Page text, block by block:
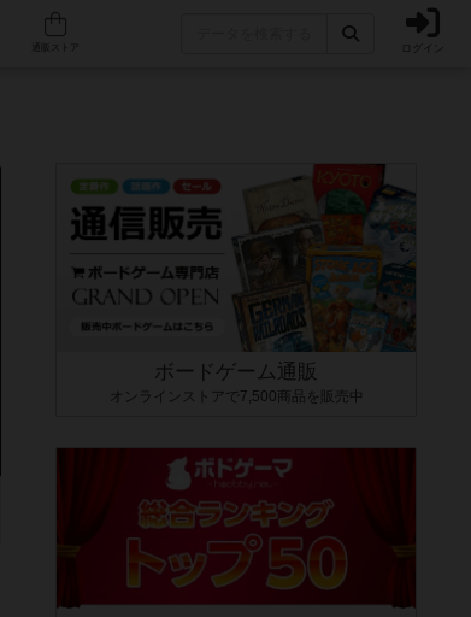
人気ボードゲーム ログイン
ボードゲーム通販
オンラインストアで7,500商品を販売中